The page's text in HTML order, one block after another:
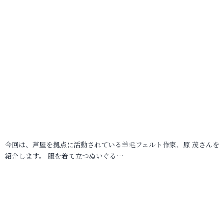
今回は、芦屋を拠点に活動されている羊毛フェルト作家、原 茂さん
紹介します。 服を着て立つぬいぐる…